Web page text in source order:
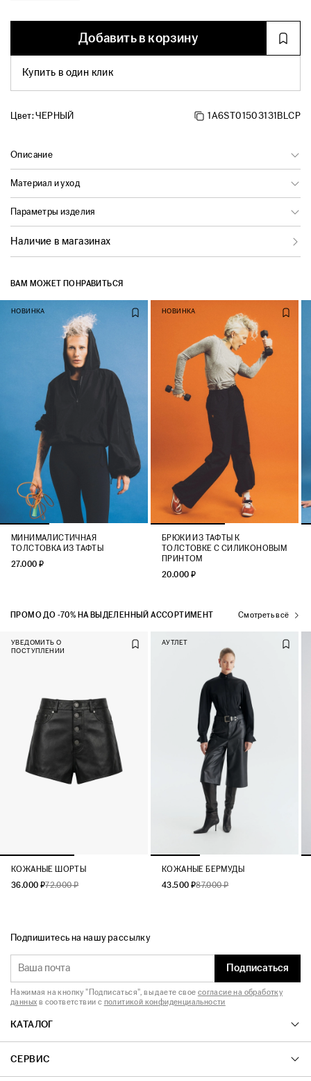
Добавить в корзину
Купить в один клик
Цвет:ЧЕРНЫЙ 1A6ST01503131BLCP
Описание
Материал и уход
Параметры изделия
Наличие в магазинах
ВАМ МОЖЕТ ПОНРАВИТЬСЯ
НОВИНКА
МИНИМАЛИСТИЧНАЯ
ТОЛСТОВКА ИЗ ТАФТЫ
27.000 ₽
НОВИНКА
БРЮКИ ИЗ ТАФТЫ К
ТОЛСТОВКЕ С СИЛИКОНОВЫМ
ПРИНТОМ
20.000 ₽
ПРОМО ДО -70% НА ВЫДЕЛЕННЫЙ АССОРТИМЕНТ Смотреть всё
УВЕДОМИТЬ О
ПОСТУПЛЕНИИ
КОЖАНЫЕ ШОРТЫ
36.000 ₽72.000 ₽
АУТЛЕТ
КОЖАНЫЕ БЕРМУДЫ
43.500 ₽87.000 ₽
КАТАЛОГ
СЕРВИС
Подпишитесь на нашу рассылку
Подписаться
Нажимая на кнопку "Подписаться", вы даете свое согласие на обработку
данных в соответствии с политикой конфиденциальности